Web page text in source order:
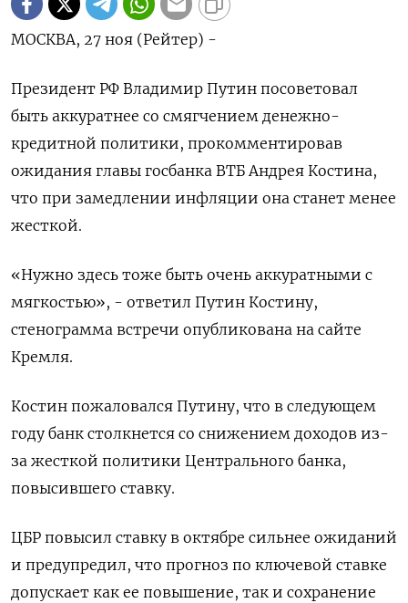
МОСКВА, 27 ноя (Рейтер) -
Президент РФ Владимир Путин посоветовал
быть аккуратнее со смягчением денежно-
кредитной политики, прокомментировав
ожидания главы госбанка ВТБ Андрея Костина,
что при замедлении инфляции она станет менее
жесткой.
«Нужно здесь тоже быть очень аккуратными с
мягкостью», - ответил Путин Костину,
стенограмма встречи опубликована на сайте
Кремля.
Костин пожаловался Путину, что в следующем
году банк столкнется со снижением доходов из-
за жесткой политики Центрального банка,
повысившего ставку.
ЦБР повысил ставку в октябре сильнее ожиданий
и предупредил, что прогноз по ключевой ставке
допускает как ее повышение, так и сохранение